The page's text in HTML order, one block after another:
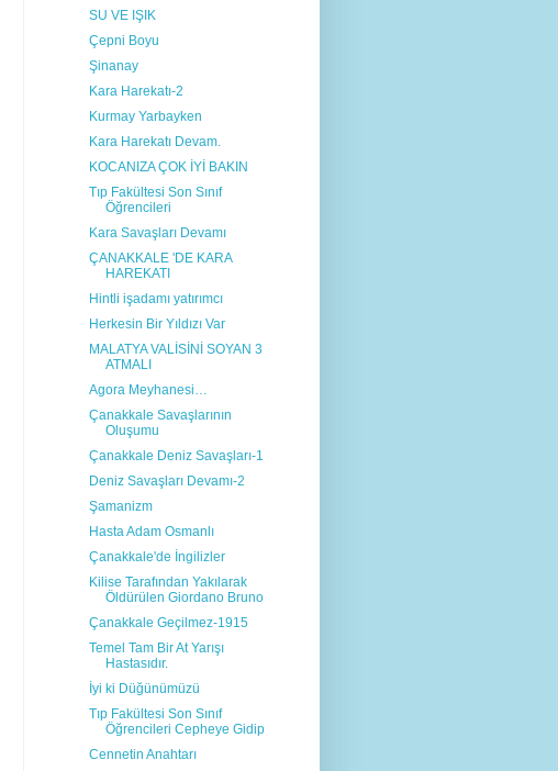
SU VE IŞIK
Çepni Boyu
Şinanay
Kara Harekatı-2
Kurmay Yarbayken
Kara Harekatı Devam.
KOCANIZA ÇOK İYİ BAKIN
Tıp Fakültesi Son Sınıf
Öğrencileri
Kara Savaşları Devamı
ÇANAKKALE 'DE KARA
HAREKATI
Hintli işadamı yatırımcı
Herkesin Bir Yıldızı Var
MALATYA VALİSİNİ SOYAN 3
ATMALI
Agora Meyhanesi…
Çanakkale Savaşlarının
Oluşumu
Çanakkale Deniz Savaşları-1
Deniz Savaşları Devamı-2
Şamanizm
Hasta Adam Osmanlı
Çanakkale'de İngilizler
Kilise Tarafından Yakılarak
Öldürülen Giordano Bruno
Çanakkale Geçilmez-1915
Temel Tam Bir At Yarışı
Hastasıdır.
İyi ki Düğünümüzü
Tıp Fakültesi Son Sınıf
Öğrencileri Cepheye Gidip
Cennetin Anahtarı